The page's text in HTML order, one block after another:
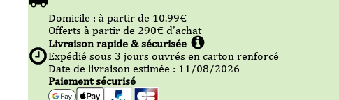
Domicile :à partir de 10.99€
Offerts à partir de 290€ d’achat
Livraison rapide & sécurisée
Expédié sous 3 jours ouvrés en carton renforcé
Date de livraison estimée : 11/08/2026
Paiement sécurisé